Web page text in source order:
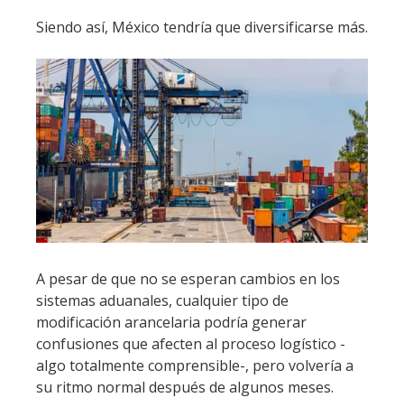
Siendo así, México tendría que diversificarse más.
A pesar de que no se esperan cambios en los
sistemas aduanales, cualquier tipo de
modificación arancelaria podría generar
confusiones que afecten al proceso logístico -
algo totalmente comprensible-, pero volvería a
su ritmo normal después de algunos meses.